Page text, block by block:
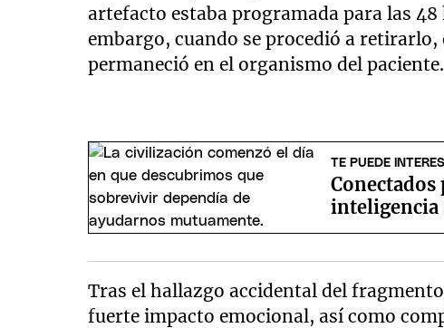
artefacto estaba programada para las
embargo, cuando se procedió a
permaneció en el organismo del paciente.
TE PUEDE
Conectados
inteligencia
Tras el hallazgo accidental del
fuerte impacto emocional, así como